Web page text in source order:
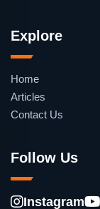
Explore
Home
Articles
Contact Us
Follow Us
Instagram